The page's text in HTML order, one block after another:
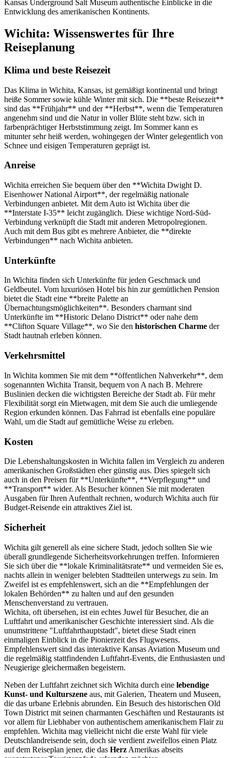
Kansas Underground Salt Museum authentische Einblicke in die
Entwicklung des amerikanischen Kontinents.
Wichita: Wissenswertes für Ihre
Reiseplanung
Klima und beste Reisezeit
Das Klima in Wichita, Kansas, ist gemäßigt kontinental und bringt
heiße Sommer sowie kühle Winter mit sich. Die **beste Reisezeit**
sind das **Frühjahr** und der **Herbst**, wenn die Temperaturen
angenehm sind und die Natur in voller Blüte steht bzw. sich in
farbenprächtiger Herbststimmung zeigt. Im Sommer kann es
mitunter sehr heiß werden, wohingegen der Winter gelegentlich von
Schnee und eisigen Temperaturen geprägt ist.
Anreise
Wichita erreichen Sie bequem über den **Wichita Dwight D.
Eisenhower National Airport**, der regelmäßig nationale
Verbindungen anbietet. Mit dem Auto ist Wichita über die
**Interstate I-35** leicht zugänglich. Diese wichtige Nord-Süd-
Verbindung verknüpft die Stadt mit anderen Metropolregionen.
Auch mit dem Bus gibt es mehrere Anbieter, die **direkte
Verbindungen** nach Wichita anbieten.
Unterkünfte
In Wichita finden sich Unterkünfte für jeden Geschmack und
Geldbeutel. Vom luxuriösen Hotel bis hin zur gemütlichen Pension
bietet die Stadt eine **breite Palette an
Übernachtungsmöglichkeiten**. Besonders charmant sind
Unterkünfte im **Historic Delano District** oder nahe dem
**Clifton Square Village**, wo Sie den historischen Charme der
Stadt hautnah erleben können.
Verkehrsmittel
In Wichita kommen Sie mit dem **öffentlichen Nahverkehr**, dem
sogenannten Wichita Transit, bequem von A nach B. Mehrere
Buslinien decken die wichtigsten Bereiche der Stadt ab. Für mehr
Flexibilität sorgt ein Mietwagen, mit dem Sie auch die umliegende
Region erkunden können. Das Fahrrad ist ebenfalls eine populäre
Wahl, um die Stadt auf gemütliche Weise zu erleben.
Kosten
Die Lebenshaltungskosten in Wichita fallen im Vergleich zu anderen
amerikanischen Großstädten eher günstig aus. Dies spiegelt sich
auch in den Preisen für **Unterkünfte**, **Verpflegung** und
**Transport** wider. Als Besucher können Sie mit moderaten
Ausgaben für Ihren Aufenthalt rechnen, wodurch Wichita auch für
Budget-Reisende ein attraktives Ziel ist.
Sicherheit
Wichita gilt generell als eine sichere Stadt, jedoch sollten Sie wie
überall grundlegende Sicherheitsvorkehrungen treffen. Informieren
Sie sich über die **lokale Kriminalitätsrate** und vermeiden Sie es,
nachts allein in weniger belebten Stadtteilen unterwegs zu sein. Im
Zweifel ist es empfehlenswert, sich an die **Empfehlungen der
lokalen Behörden** zu halten und auf den gesunden
Menschenverstand zu vertrauen.
Wichita, oft übersehen, ist ein echtes Juwel für Besucher, die an
Luftfahrt und amerikanischer Geschichte interessiert sind. Als die
unumstrittene "Luftfahrthauptstadt", bietet diese Stadt einen
einmaligen Einblick in die Pionierzeit des Flugwesens.
Empfehlenswert sind das interaktive Kansas Aviation Museum und
die regelmäßig stattfindenden Luftfahrt-Events, die Enthusiasten und
Neugierige gleichermaßen begeistern.
Neben der Luftfahrt zeichnet sich Wichita durch eine lebendige
Kunst- und Kulturszene aus, mit Galerien, Theatern und Museen,
die das urbane Erlebnis abrunden. Ein Besuch des historischen Old
Town District mit seinen charmanten Geschäften und Restaurants ist
vor allem für Liebhaber von authentischem amerikanischem Flair zu
empfehlen. Wichita mag vielleicht nicht die erste Wahl für viele
Deutschlandreisende sein, doch sie verdient zweifellos einen Platz
auf dem Reiseplan jener, die das Herz Amerikas abseits